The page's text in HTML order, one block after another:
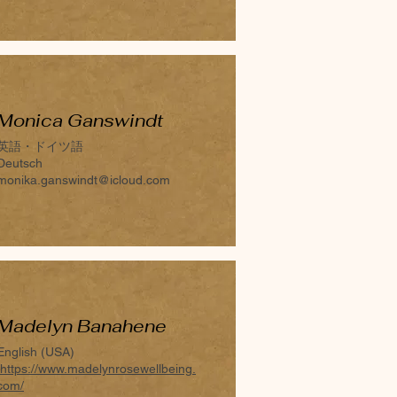
Ganswindt
語・ドイツ語
Banahene
(USA)
https://www.madelynrosewellbeing.